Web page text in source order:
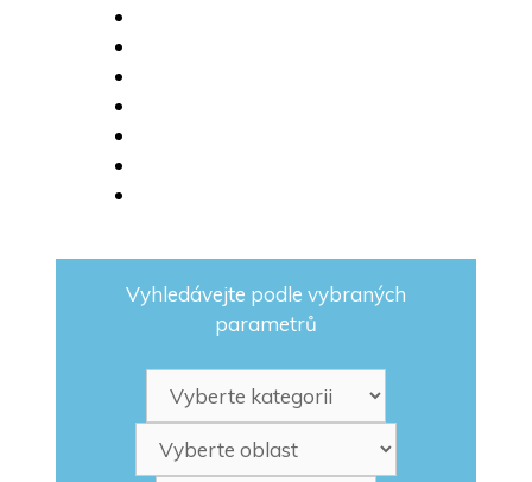
Vyhledávejte podle vybraných
parametrů